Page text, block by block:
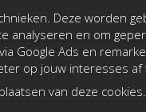
Deze worden
analyseren en om
Google Ads en
op jouw interesses
van deze cookies.